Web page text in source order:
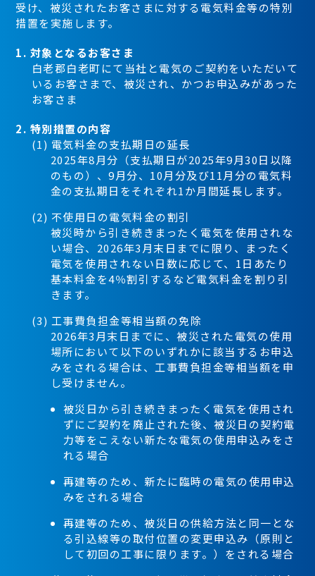
受け、被災されたお客さまに対する電気料金等の特別
措置を実施します。
1. 対象となるお客さま
白老郡白老町にて当社と電気のご契約をいただいて
いるお客さまで、被災され、かつお申込みがあった
お客さま
2. 特別措置の内容
(1) 電気料金の支払期日の延長
2025年8月分（支払期日が2025年9月30日以降
のもの）、9月分、10月分及び11月分の電気料
金の支払期日をそれぞれ1か月間延長します。
(2) 不使用日の電気料金の割引
被災時から引き続きまったく電気を使用されな
い場合、2026年3月末日までに限り、まったく
電気を使用されない日数に応じて、1日あたり
基本料金を4％割引するなど電気料金を割り引
きます。
(3) 工事費負担金等相当額の免除
2026年3月末日までに、被災された電気の使用
場所において以下のいずれかに該当するお申込
みをされる場合は、工事費負担金等相当額を申
し受けません。
被災日から引き続きまったく電気を使用され
ずにご契約を廃止された後、被災日の契約電
力等をこえない新たな電気の使用申込みをさ
れる場合
再建等のため、新たに臨時の電気の使用申込
みをされる場合
再建等のため、被災日の供給方法と同一とな
る引込線等の取付位置の変更申込み（原則と
して初回の工事に限ります。）をされる場合